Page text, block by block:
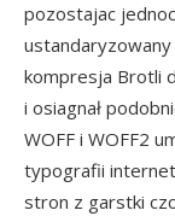
pozostajac
kompresja Brotli
i osiagnał
WOFF i WOFF2
typografii
stron z garstki